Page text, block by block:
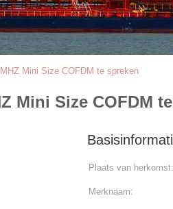
Mini Size COFDM te spreken
Mini Size COFDM
Plaats van herkomst:
Merknaam: